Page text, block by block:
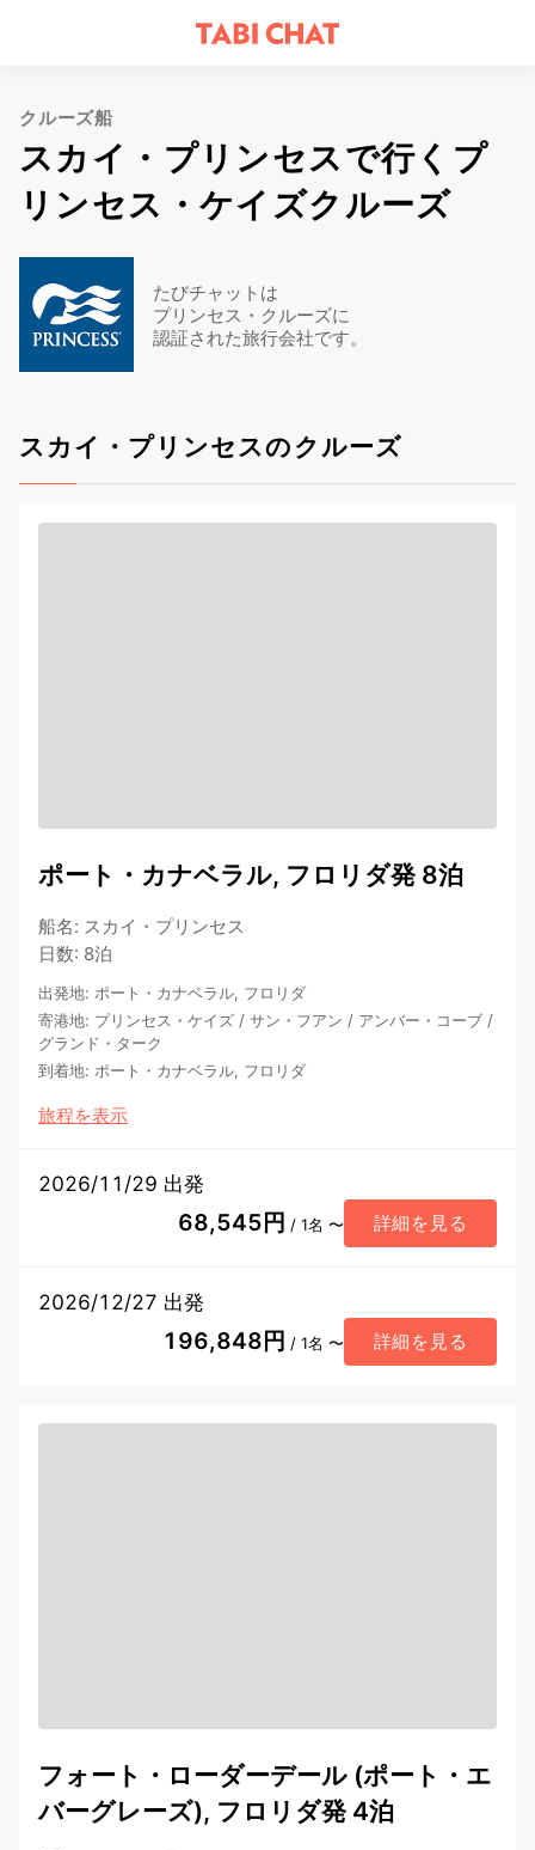
クルーズ船
スカイ・プリンセスで行くプ
リンセス・ケイズクルーズ
たびチャットは
プリンセス・クルーズに
認証された旅行会社です。
スカイ・プリンセスのクルーズ
ポート・カナベラル, フロリダ発 8泊
船名: スカイ・プリンセス
日数: 8泊
出発地: ポート・カナベラル, フロリダ
寄港地: プリンセス・ケイズ / サン・フアン / アンバー・コーブ /
グランド・ターク
到着地: ポート・カナベラル, フロリダ
旅程を表示
2026/11/29 出発
68,545円 / 1名 〜 詳細を見る
2026/12/27 出発
196,848円 / 1名 〜 詳細を見る
フォート・ローダーデール (ポート・エ
バーグレーズ), フロリダ発 4泊